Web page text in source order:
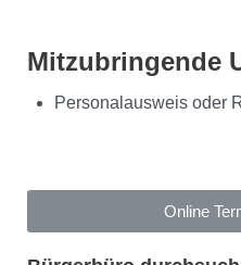
Mitzubringende
Personalausweis oder
Online